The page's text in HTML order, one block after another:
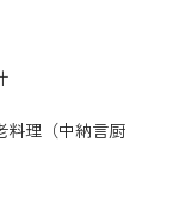
料理（中納言厨